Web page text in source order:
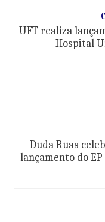
UFT realiza
Hospital
Duda Ruas
lançamento do